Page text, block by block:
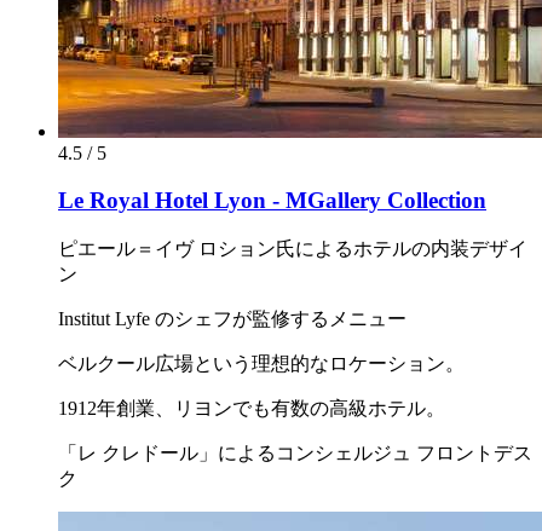
4.5 / 5
Le Royal Hotel Lyon - MGallery Collection
ピエール＝イヴ ロション氏によるホテルの内装デザイ
ン
Institut Lyfe のシェフが監修するメニュー
ベルクール広場という理想的なロケーション。
1912年創業、リヨンでも有数の高級ホテル。
「レ クレドール」によるコンシェルジュ フロントデス
ク